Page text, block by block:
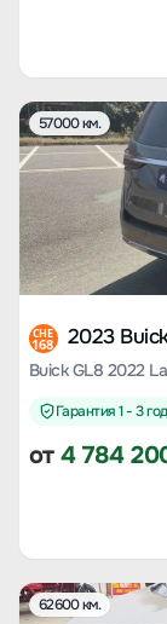
57000 км.
CHE
168 2023
Buick GL8 2022
Гарантия 1 - 3
от4 784
62600 км.